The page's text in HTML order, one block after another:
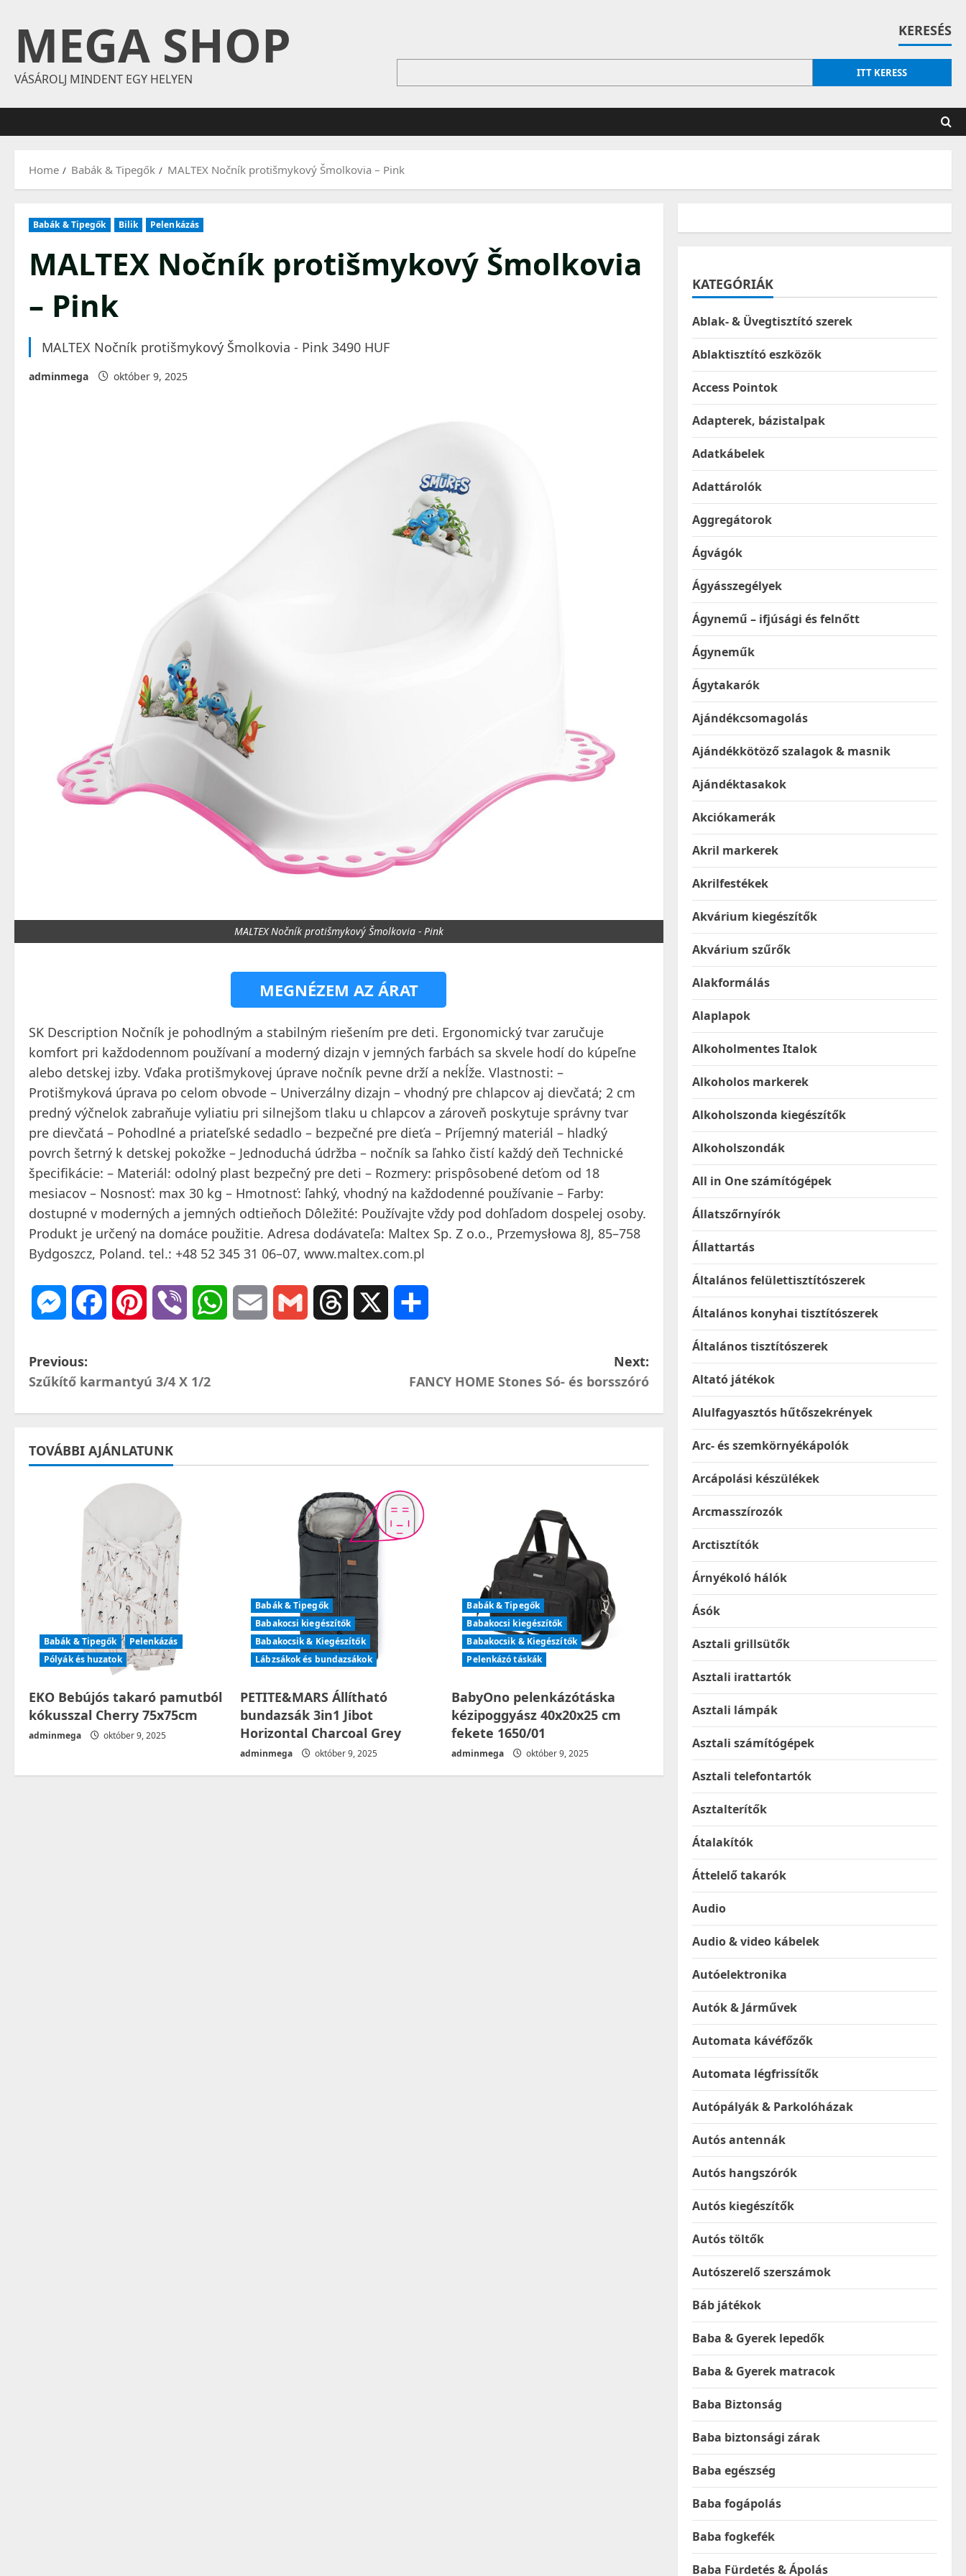
content
MEGA SHOP
VÁSÁROLJ MINDENT EGY HELYEN
KERESÉS
ITT KERESS
Home Babák & Tipegők MALTEX Nočník protišmykový Šmolkovia – Pink
Babák & Tipegők Bilik Pelenkázás
MALTEX Nočník protišmykový Šmolkovia
– Pink
MALTEX Nočník protišmykový Šmolkovia - Pink 3490 HUF
adminmega október 9, 2025
MALTEX Nočník protišmykový Šmolkovia - Pink
MEGNÉZEM AZ ÁRAT
SK Description Nočník je pohodlným a stabilným riešením pre deti. Ergonomický tvar zaručuje
komfort pri každodennom používaní a moderný dizajn v jemných farbách sa skvele hodí do kúpeľne
alebo detskej izby. Vďaka protišmykovej úprave nočník pevne drží a nekĺže. Vlastnosti: –
Protišmyková úprava po celom obvode – Univerzálny dizajn – vhodný pre chlapcov aj dievčatá; 2 cm
predný výčnelok zabraňuje vyliatiu pri silnejšom tlaku u chlapcov a zároveň poskytuje správny tvar
pre dievčatá – Pohodlné a priateľské sedadlo – bezpečné pre dieťa – Príjemný materiál – hladký
povrch šetrný k detskej pokožke – Jednoduchá údržba – nočník sa ľahko čistí každý deň Technické
špecifikácie: – Materiál: odolný plast bezpečný pre deti – Rozmery: prispôsobené deťom od 18
mesiacov – Nosnosť: max 30 kg – Hmotnosť: ľahký, vhodný na každodenné používanie – Farby:
dostupné v moderných a jemných odtieňoch Dôležité: Používajte vždy pod dohľadom dospelej osoby.
Produkt je určený na domáce použitie. Adresa dodávateľa: Maltex Sp. Z o.o., Przemysłowa 8J, 85–758
Bydgoszcz, Poland. tel.: +48 52 345 31 06–07, www.maltex.com.pl
MessengerFacebookPinterest Viber WhatsAppEmail Gmail Threads
P
o
t
a
i
o
Previous:
Szűkítő karmantyú 3/4 X 1/2
Next:
FANCY HOME Stones Só- és borsszóró
TOVÁBBI AJÁNLATUNK
Babák & Tipegők
Pelenkázás
Pólyák és huzatok
EKO Bebújós takaró pamutból
kókusszal Cherry 75x75cm
adminmega október 9, 2025
Babák & Tipegők
Babakocsi kiegészítők
Babakocsik & Kiegészítők
Lábzsákok és bundazsákok
PETITE&MARS Állítható
bundazsák 3in1 Jibot
Horizontal Charcoal Grey
adminmega október 9, 2025
Babák & Tipegők
Babakocsi kiegészítők
Babakocsik & Kiegészítők
Pelenkázó táskák
BabyOno pelenkázótáska
kézipoggyász 40x20x25 cm
fekete 1650/01
adminmega október 9, 2025
KATEGÓRIÁK
Ablak- & Üvegtisztító szerek
Ablaktisztító eszközök
Access Pointok
Adapterek, bázistalpak
Adatkábelek
Adattárolók
Aggregátorok
Ágvágók
Ágyásszegélyek
Ágynemű – ifjúsági és felnőtt
Ágyneműk
Ágytakarók
Ajándékcsomagolás
Ajándékkötöző szalagok & masnik
Ajándéktasakok
Akciókamerák
Akril markerek
Akrilfestékek
Akvárium kiegészítők
Akvárium szűrők
Alakformálás
Alaplapok
Alkoholmentes Italok
Alkoholos markerek
Alkoholszonda kiegészítők
Alkoholszondák
All in One számítógépek
Állatszőrnyírók
Állattartás
Általános felülettisztítószerek
Általános konyhai tisztítószerek
Általános tisztítószerek
Altató játékok
Alulfagyasztós hűtőszekrények
Arc- és szemkörnyékápolók
Arcápolási készülékek
Arcmasszírozók
Arctisztítók
Árnyékoló hálók
Ásók
Asztali grillsütők
Asztali irattartók
Asztali lámpák
Asztali számítógépek
Asztali telefontartók
Asztalterítők
Átalakítók
Áttelelő takarók
Audio
Audio & video kábelek
Autóelektronika
Autók & Járművek
Automata kávéfőzők
Automata légfrissítők
Autópályák & Parkolóházak
Autós antennák
Autós hangszórók
Autós kiegészítők
Autós töltők
Autószerelő szerszámok
Báb játékok
Baba & Gyerek lepedők
Baba & Gyerek matracok
Baba Biztonság
Baba biztonsági zárak
Baba egészség
Baba fogápolás
Baba fogkefék
Baba Fürdetés & Ápolás